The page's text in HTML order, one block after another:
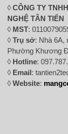
◊CÔNG TY
NGHỆ TÂN TIẾN
◊ MST:
◊Trụ sở: Nhà 6A,
Phường Khương
◊ Hotline:
◊ Email:
◊Website: